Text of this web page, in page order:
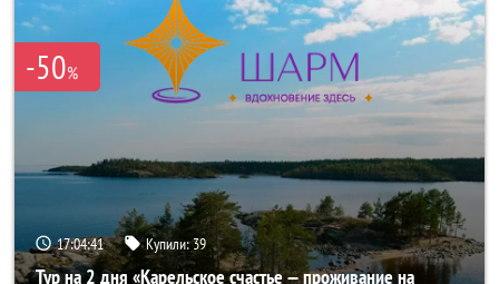
-50%
17:04:40 Купили:39
Тур на 2 дня «Карельское счастье — проживание на